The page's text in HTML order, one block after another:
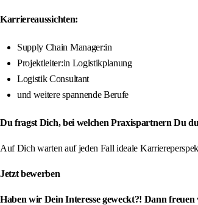
Karriereaussichten:
Supply Chain Manager:in
Projektleiter:in Logistikplanung
Logistik Consultant
und weitere spannende Berufe
Du fragst Dich, bei welchen Praxispartnern Du
Auf Dich warten auf jeden Fall ideale
Jetzt bewerben
Haben wir Dein Interesse geweckt?! Dann